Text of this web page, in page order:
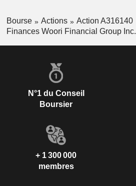
Bourse Actions
Action A316140
Finances Woori Financial Group Inc.
N°1 du Conseil
Boursier
+ 1 300 000
membres